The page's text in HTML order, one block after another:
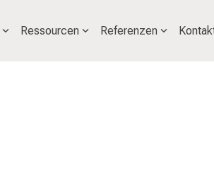
Ressourcen Referenzen